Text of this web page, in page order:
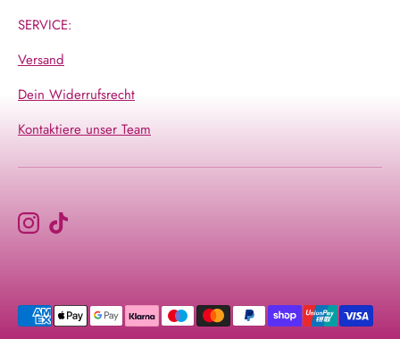
SERVICE:
Versand
Dein Widerrufsrecht
Kontaktiere unser Team
Akzeptierte